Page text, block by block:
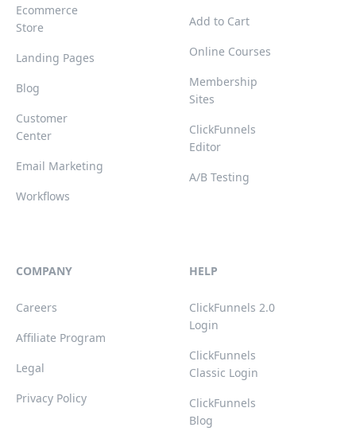
Ecommerce
Store
Landing Pages
Blog
Customer
Center
Email Marketing
Workflows
Add to Cart
Online Courses
Membership
Sites
ClickFunnels
Editor
A/B Testing
COMPANY
Careers
Affiliate Program
Legal
Privacy Policy
HELP
ClickFunnels 2.0
Login
ClickFunnels
Classic Login
ClickFunnels
Blog